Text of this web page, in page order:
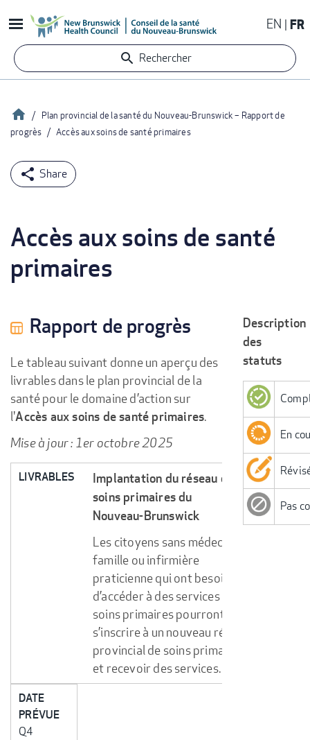
au
contenu
principal
EN FR
Rechercher
Fil
d'Ariane
Accueil
Plan provincial de la santé du Nouveau-Brunswick – Rapport de
progrès
Accès aux soins de santé primaires
Accès aux soins de santé
primaires
Rapport de progrès
Le tableau suivant donne un aperçu des
livrables dans le plan provincial de la
santé pour le domaine d’action sur
l'Accès aux soins de santé primaires.
Mise à jour : 1er octobre 2025
LIVRABLES
DATE PRÉVUE
NOUVELLE DATE
STATUT
LIVRABLES
Implantation du réseau de
soins primaires du
Nouveau-Brunswick
Les citoyens sans médecin de
famille ou infirmière
praticienne qui ont besoin
d’accéder à des services de
soins primaires pourront
s’inscrire à un nouveau réseau
provincial de soins primaires
et recevoir des services.
DATE
PRÉVUE
Q4
Description
des
statuts
En
Pas